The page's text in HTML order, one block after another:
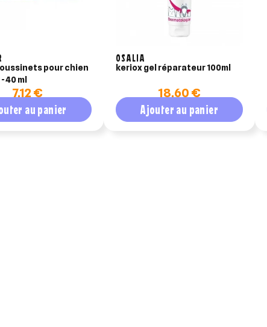
pour chien
40 ml
7,12 €
au panier
OSALIA
keriox gel réparateur 100ml
18,60 €
Ajouter au panier